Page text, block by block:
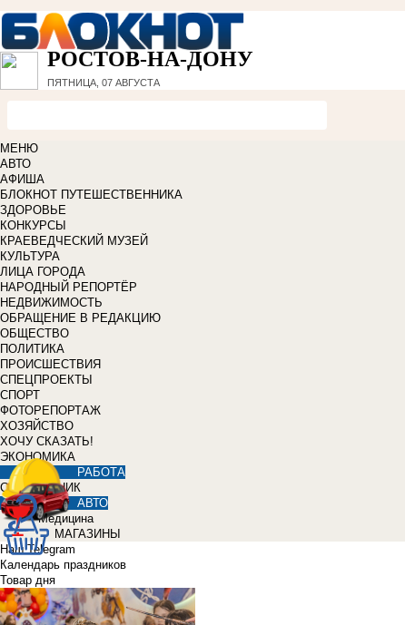
РОСТОВ-НА-ДОНУ
ПЯТНИЦА, 07 АВГУСТА
МЕНЮ
АВТО
АФИША
БЛОКНОТ ПУТЕШЕСТВЕННИКА
ЗДОРОВЬЕ
КОНКУРСЫ
КРАЕВЕДЧЕСКИЙ МУЗЕЙ
КУЛЬТУРА
ЛИЦА ГОРОДА
НАРОДНЫЙ РЕПОРТЁР
НЕДВИЖИМОСТЬ
ОБРАЩЕНИЕ В РЕДАКЦИЮ
ОБЩЕСТВО
ПОЛИТИКА
ПРОИСШЕСТВИЯ
СПЕЦПРОЕКТЫ
СПОРТ
ФОТОРЕПОРТАЖ
ХОЗЯЙСТВО
ХОЧУ СКАЗАТЬ!
ЭКОНОМИКА
РАБОТА
СПРАВОЧНИК
АВТО
Медицина
МАГАЗИНЫ
Наш Telegram
Календарь праздников
Товар дня